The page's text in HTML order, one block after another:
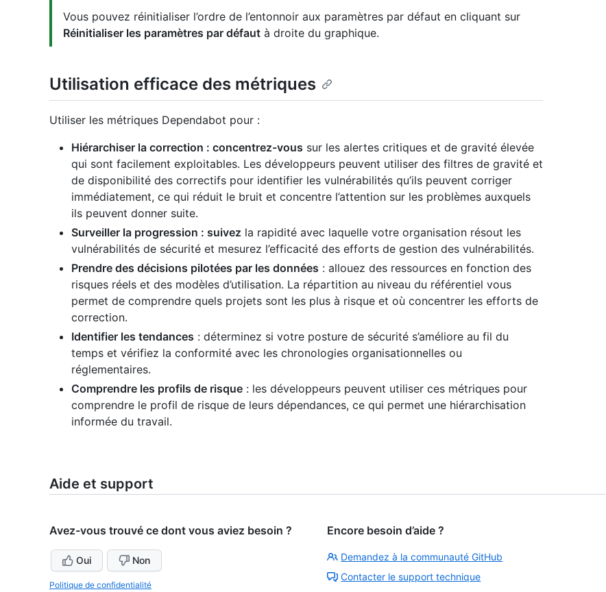
Vous pouvez réinitialiser l’ordre de l’entonnoir aux paramètres par défaut en cliquant sur
Réinitialiser les paramètres par défaut à droite du graphique.
Utilisation efficace des métriques
Utiliser les métriques Dependabot pour :
Hiérarchiser la correction : concentrez-vous sur les alertes critiques et de gravité élevée
qui sont facilement exploitables. Les développeurs peuvent utiliser des filtres de gravité et
de disponibilité des correctifs pour identifier les vulnérabilités qu’ils peuvent corriger
immédiatement, ce qui réduit le bruit et concentre l’attention sur les problèmes auxquels
ils peuvent donner suite.
Surveiller la progression : suivez la rapidité avec laquelle votre organisation résout les
vulnérabilités de sécurité et mesurez l’efficacité des efforts de gestion des vulnérabilités.
Prendre des décisions pilotées par les données : allouez des ressources en fonction des
risques réels et des modèles d’utilisation. La répartition au niveau du référentiel vous
permet de comprendre quels projets sont les plus à risque et où concentrer les efforts de
correction.
Identifier les tendances : déterminez si votre posture de sécurité s’améliore au fil du
temps et vérifiez la conformité avec les chronologies organisationnelles ou
réglementaires.
Comprendre les profils de risque : les développeurs peuvent utiliser ces métriques pour
comprendre le profil de risque de leurs dépendances, ce qui permet une hiérarchisation
informée du travail.
Aide et support
Avez-vous trouvé ce dont vous aviez besoin ?
Oui Non
Politique de confidentialité
Encore besoin d’aide ?
Demandez à la communauté GitHub
Contacter le support technique